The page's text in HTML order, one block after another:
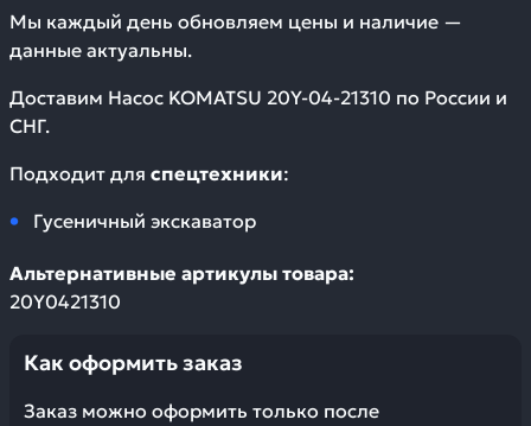
Мы каждый день обновляем цены и наличие —
данные актуальны.
Доставим Насос KOMATSU 20Y-04-21310 по России и
СНГ.
Подходит для спецтехники:
Гусеничный экскаватор
Альтернативные артикулы товара:
20Y0421310
Как оформить заказ
Заказ можно оформить только после